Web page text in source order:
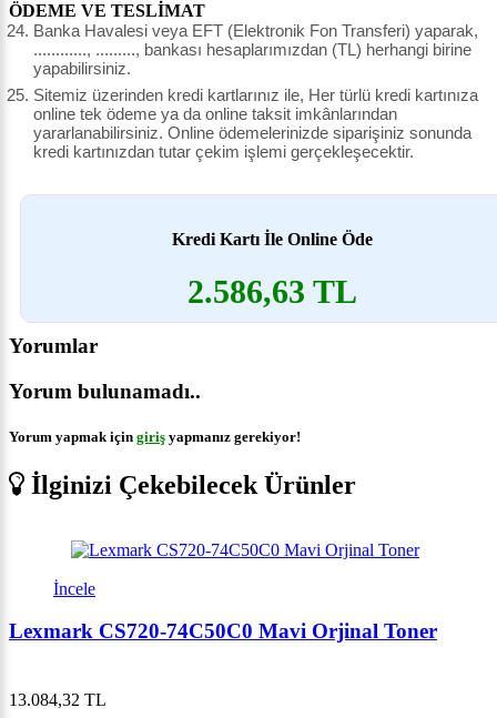
ÖDEME VE TESLİMAT
Banka Havalesi veya EFT (Elektronik Fon Transferi) yaparak,
............, ........., bankası hesaplarımızdan (TL) herhangi birine
yapabilirsiniz.
Sitemiz üzerinden kredi kartlarınız ile, Her türlü kredi kartınıza
online tek ödeme ya da online taksit imkânlarından
yararlanabilirsiniz. Online ödemelerinizde siparişiniz sonunda
kredi kartınızdan tutar çekim işlemi gerçekleşecektir.
Kredi Kartı İle Online Öde
2.586,63 TL
Yorumlar
Yorum bulunamadı..
Yorum yapmak için giriş yapmanız gerekiyor!
İlginizi Çekebilecek Ürünler
İncele
Lexmark CS720-74C50C0 Mavi Orjinal Toner
13.084,32 TL